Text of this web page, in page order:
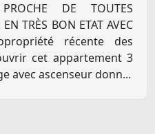
DE TOUTES
TRÈS BON ETAT AVEC
récente des
cet appartement 3
avec ascenseur donn...